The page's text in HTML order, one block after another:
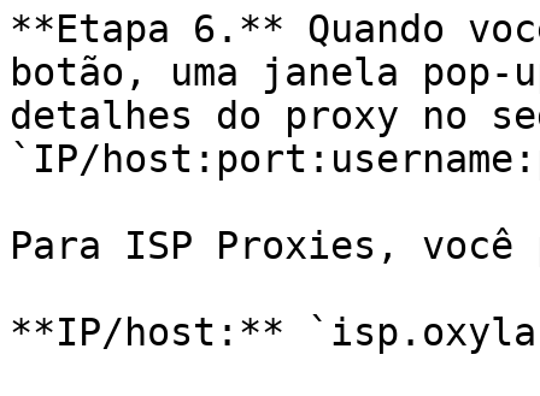
**Etapa 6.** Quando
botão, uma janela pop-
detalhes do proxy no
`IP/
Para ISP Proxies, você
**IP/host:**